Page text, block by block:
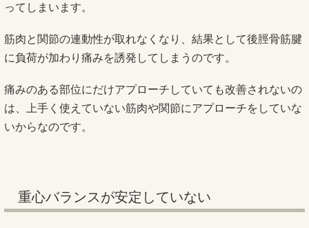
ってしまいます。
筋肉と関節の連動性が取れなくなり、結果として後脛骨筋腱
に負荷が加わり痛みを誘発してしまうのです。
痛みのある部位にだけアプローチしていても改善されないの
は、上手く使えていない筋肉や関節にアプローチをしていな
いからなのです。
重心バランスが安定していない